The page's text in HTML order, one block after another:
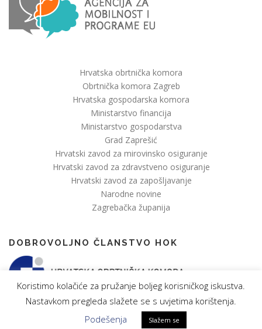
Hrvatska obrtnička komora
Obrtnička komora Zagreb
Hrvatska gospodarska komora
Ministarstvo financija
Ministarstvo gospodarstva
Grad Zaprešić
Hrvatski zavod za mirovinsko osiguranje
Hrvatski zavod za zdravstveno osiguranje
Hrvatski zavod za zapošljavanje
Narodne novine
Zagrebačka županija
DOBROVOLJNO ČLANSTVO HOK
Koristimo kolačiće za pružanje boljeg korisničkog iskustva.
Nastavkom pregleda slažete se s uvjetima korištenja.
Podešenja
Slažem se